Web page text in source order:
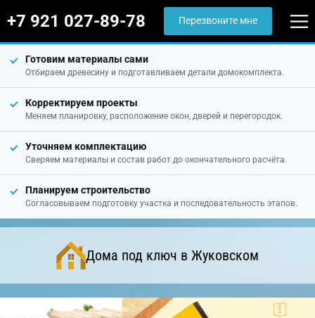
+7 921 027-89-78 Перезвоните мне
Готовим материалы сами
Отбираем древесину и подготавливаем детали домокомплекта.
Корректируем проекты
Меняем планировку, расположение окон, дверей и перегородок.
Уточняем комплектацию
Сверяем материалы и состав работ до окончательного расчёта.
Планируем строительство
Согласовываем подготовку участка и последовательность этапов.
Дома под ключ в Жуковском